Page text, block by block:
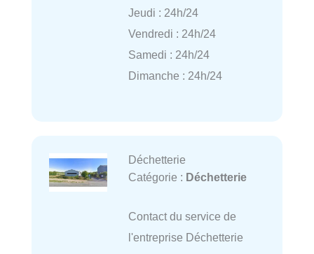
Jeudi : 24h/24
Vendredi : 24h/24
Samedi : 24h/24
Dimanche : 24h/24
Déchetterie
Catégorie : Déchetterie
Contact du service de
l'entreprise Déchetterie